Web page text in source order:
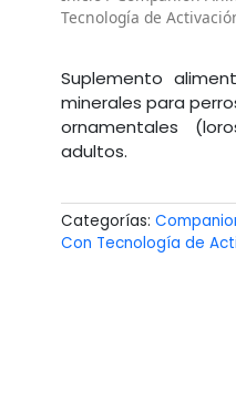
Tecnología de
Suplemento
minerales para
ornamentales
adultos.
Categorías:
Con Tecnología de